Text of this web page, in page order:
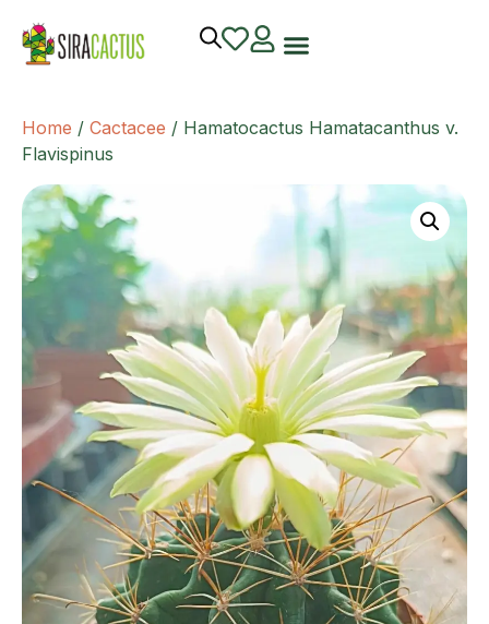
Home / Cactacee / Hamatocactus Hamatacanthus v.
Flavispinus